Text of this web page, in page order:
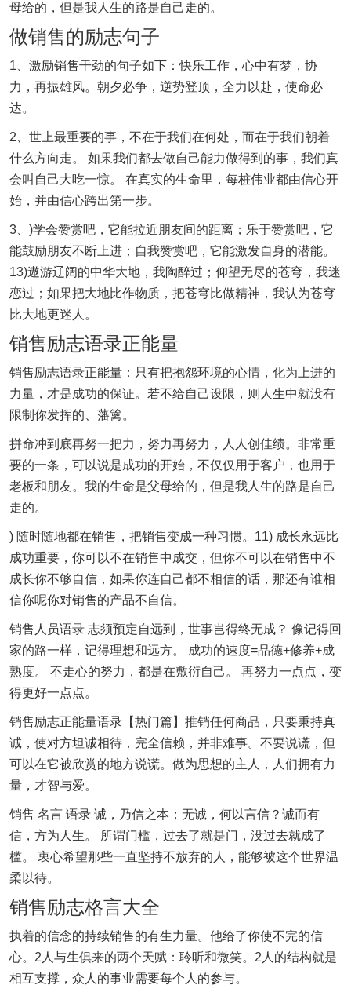
母给的，但是我人生的路是自己走的。
做销售的励志句子
1、激励销售干劲的句子如下：快乐工作，心中有梦，协
力，再振雄风。朝夕必争，逆势登顶，全力以赴，使命必
达。
2、世上最重要的事，不在于我们在何处，而在于我们朝着
什么方向走。 如果我们都去做自己能力做得到的事，我们真
会叫自己大吃一惊。 在真实的生命里，每桩伟业都由信心开
始，并由信心跨出第一步。
3、)学会赞赏吧，它能拉近朋友间的距离；乐于赞赏吧，它
能鼓励朋友不断上进；自我赞赏吧，它能激发自身的潜能。
13)遨游辽阔的中华大地，我陶醉过；仰望无尽的苍穹，我迷
恋过；如果把大地比作物质，把苍穹比做精神，我认为苍穹
比大地更迷人。
销售励志语录正能量
销售励志语录正能量：只有把抱怨环境的心情，化为上进的
力量，才是成功的保证。若不给自己设限，则人生中就没有
限制你发挥的、藩篱。
拼命冲到底再努一把力，努力再努力，人人创佳绩。非常重
要的一条，可以说是成功的开始，不仅仅用于客户，也用于
老板和朋友。我的生命是父母给的，但是我人生的路是自己
走的。
) 随时随地都在销售，把销售变成一种习惯。11) 成长永远比
成功重要，你可以不在销售中成交，但你不可以在销售中不
成长你不够自信，如果你连自己都不相信的话，那还有谁相
信你呢你对销售的产品不自信。
销售人员语录 志须预定自远到，世事岂得终无成？ 像记得回
家的路一样，记得理想和远方。 成功的速度=品德+修养+成
熟度。 不走心的努力，都是在敷衍自己。 再努力一点点，变
得更好一点点。
销售励志正能量语录【热门篇】推销任何商品，只要秉持真
诚，使对方坦诚相待，完全信赖，并非难事。不要说谎，但
可以在它被欣赏的地方说谎。做为思想的主人，人们拥有力
量，才智与爱。
销售 名言 语录 诚，乃信之本；无诚，何以言信？诚而有
信，方为人生。 所谓门槛，过去了就是门，没过去就成了
槛。 衷心希望那些一直坚持不放弃的人，能够被这个世界温
柔以待。
销售励志格言大全
执着的信念的持续销售的有生力量。他给了你使不完的信
心。2人与生俱来的两个天赋：聆听和微笑。2人的结构就是
相互支撑，众人的事业需要每个人的参与。